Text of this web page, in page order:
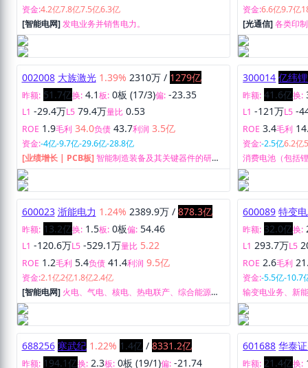
资金:4.2亿7.8亿7.5亿6.3亿
[智能电网]发电业务并销售电力。
资金:6.6亿9.7亿
[光通信]各类印
002008 大族激光 1.39% 2310万 / 1279亿
昨额: 51.7亿换: 4.1板: 0板 (17/3)偏: -23.35
L1 -29.4万L5 79.4万量比 0.53
ROE 1.9毛利 34.0负债 43.7利润 3.5亿
资金:-4亿-9.7亿-29.6亿-28.8亿
[业绩增长 | PCB板]智能制造装备及其关键器件的研
发、生产和销售。
300014 亿纬
昨额: 41.6亿换:
L1 -121万L5 -
ROE 3.4毛利
资金:-2.5亿6.2亿
消费电池（包括
池）、动力电池
统）和储能电池
600023 浙能电力 1.24% 2389.9万 / 878.3亿
昨额: 13.2亿换: 1.5板: 0板偏: 54.46
L1 -120.6万L5 -529.1万量比 5.22
ROE 1.2毛利 5.4负债 41.4利润 9.5亿
资金:2.1亿2亿1.8亿2.4亿
[智能电网] 火电、气电、核电、热电联产、综合能源等
业务。
600089 特变
昨额: 32.0亿换:
L1 293.7万L5
ROE 2.6毛利
资金:-5.5亿-10.7
输变电业务、新
688256 寒武纪 1.22% 1.4亿 / 8331.2亿
昨额: 194.1亿换: 2.3板: 0板 (19/1)偏: -21.74
601688 华泰
昨额: 21.4亿换: